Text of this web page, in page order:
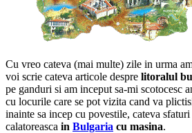
Cu vreo cateva (mai multe) zile in urma
voi scrie cateva articole despre litoralul
pe ganduri si am inceput sa-mi scotocesc
cu locurile care se pot vizita cand va
inainte sa incep cu povestile, cateva
calatoreasca in Bulgaria cu masina.